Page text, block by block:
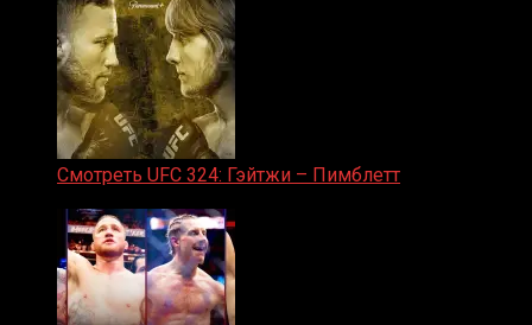
Смотреть UFC 324: Гэйтжи – Пимблетт